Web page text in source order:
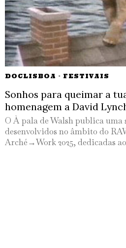
DOCLISBOA · FESTIVAIS
Sonhos para queimar a
homenagem a David
O À pala de Walsh publica uma
desenvolvidos no âmbito do
Arché→Work 2025, dedicadas